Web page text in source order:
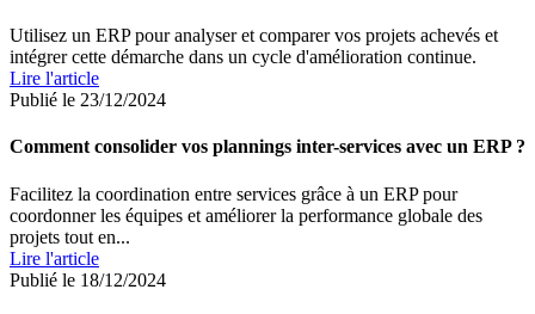
Utilisez un ERP pour analyser et comparer vos projets achevés et
intégrer cette démarche dans un cycle d'amélioration continue.
Lire l'article
Publié le 23/12/2024
Comment consolider vos plannings inter-services avec un ERP ?
Facilitez la coordination entre services grâce à un ERP pour
coordonner les équipes et améliorer la performance globale des
projets tout en...
Lire l'article
Publié le 18/12/2024